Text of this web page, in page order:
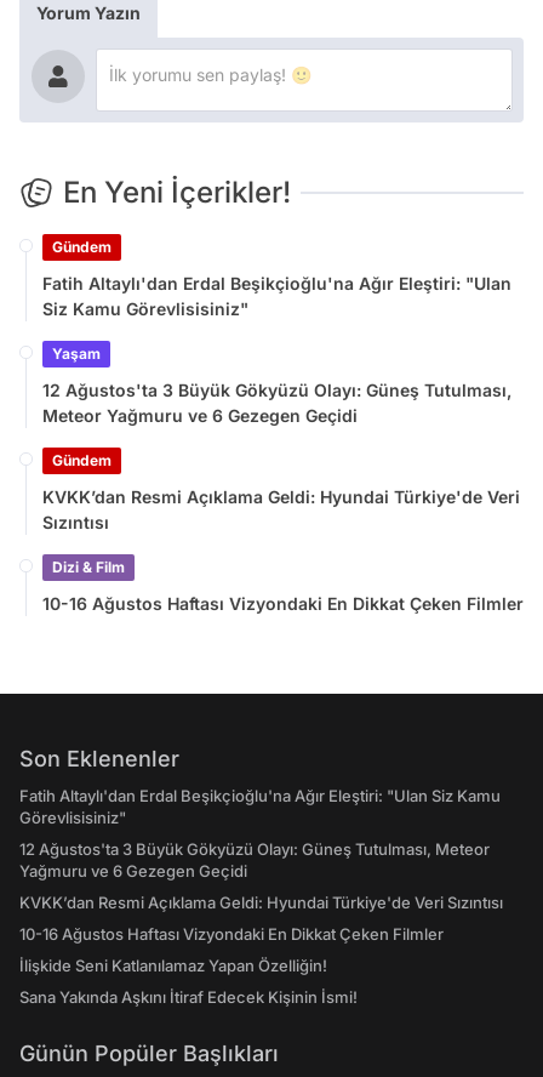
Yorum Yazın
En Yeni İçerikler!
Gündem
Fatih Altaylı'dan Erdal Beşikçioğlu'na Ağır Eleştiri: "Ulan
Siz Kamu Görevlisisiniz"
Yaşam
12 Ağustos'ta 3 Büyük Gökyüzü Olayı: Güneş Tutulması,
Meteor Yağmuru ve 6 Gezegen Geçidi
Gündem
KVKK’dan Resmi Açıklama Geldi: Hyundai Türkiye'de Veri
Sızıntısı
Dizi & Film
10-16 Ağustos Haftası Vizyondaki En Dikkat Çeken Filmler
Son Eklenenler
Fatih Altaylı'dan Erdal Beşikçioğlu'na Ağır Eleştiri: "Ulan Siz Kamu
Görevlisisiniz"
12 Ağustos'ta 3 Büyük Gökyüzü Olayı: Güneş Tutulması, Meteor
Yağmuru ve 6 Gezegen Geçidi
KVKK’dan Resmi Açıklama Geldi: Hyundai Türkiye'de Veri Sızıntısı
10-16 Ağustos Haftası Vizyondaki En Dikkat Çeken Filmler
İlişkide Seni Katlanılamaz Yapan Özelliğin!
Sana Yakında Aşkını İtiraf Edecek Kişinin İsmi!
Günün Popüler Başlıkları